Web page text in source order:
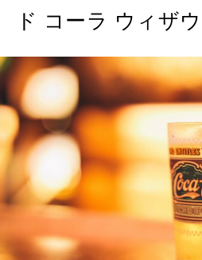
ド コーラ ウィザ